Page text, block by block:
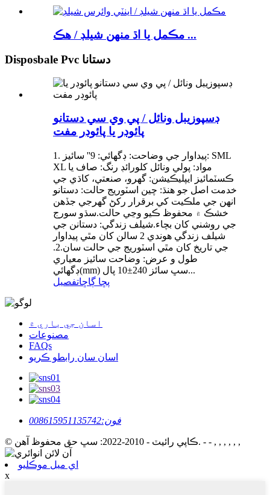
مڪمل يا اڌ منهن شيلڊ / هڪ ...
Disposbale Pvc دستانا
ڊسپوزيبل ونائل / پي وي سي دستانو
پائوڊر يا پائوڊر مفت
1. پيداوار جي وضاحت: ڊگھائي: 9'' سائيز: SML
XL مواد: پولي ونائل کلورائڊ رنگ: صاف يا
ڪسٽمائيز ايپليڪيشن: گهرو، صنعتي، کاڌي جي
خدمت اصل جو هنڌ: چين اسٽوريج حالت: دستانو
انهن جي ملڪيت کي برقرار رکڻ گهرجي جڏهن
خشڪ ۾ محفوظ ڪيو وڃي حالت.سڌو سورج
جي روشني کان بچاء.شيلف زندگي: دستانن جي
شيلف زندگي هوندي 2 سالن کان مٿي پيداوار
جي تاريخ کان مٿي اسٽوريج جي حالت سان.2.
طول و عرض: وضاحت سائيز معياري
ڊگھائي(mm) سڀ سائز 240±10 پال...
پڇا ڳاڇاتفصيل
اسان جي باري ۾
مصنوعات
FAQs
اسان سان رابطو ڪريو
فون:008615951135742
© ڪاپي رائيٽ - 2010-2022: سڀ حق محفوظ آهن. - - , , , , , ,
اي ميل موڪليو
x